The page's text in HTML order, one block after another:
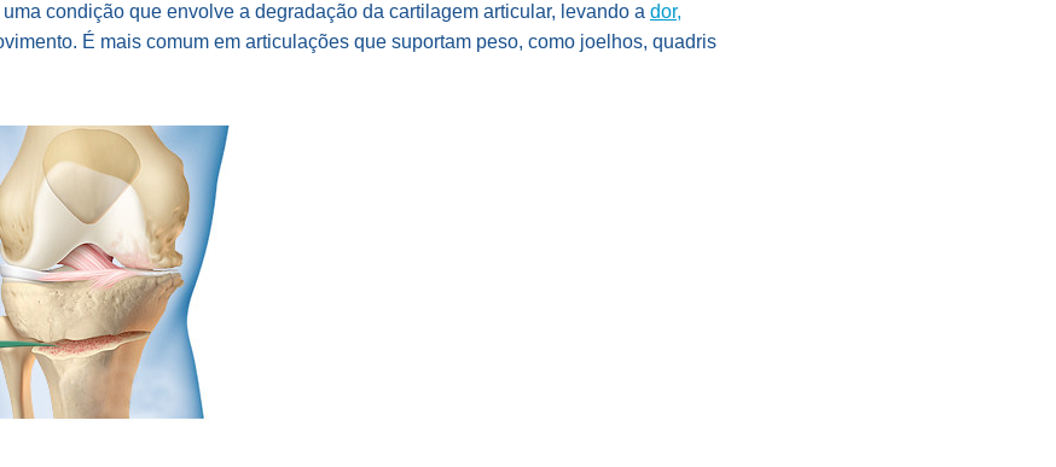
uma condição que envolve a degradação da cartilagem articular, levando a dor,
É mais comum em articulações que suportam peso, como joelhos, quadris